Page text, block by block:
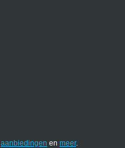
aanbiedingen en meer.